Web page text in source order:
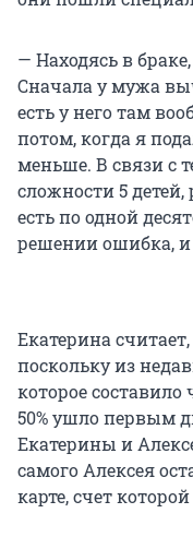
— Находясь в
Сначала у мужа
есть у него там
потом, когда я
меньше. В связи с
сложности 5
есть по одной
решении ошибка, и
Екатерина
поскольку из
которое
50% ушло первым
Екатерины и
самого Алексея
карте, счет